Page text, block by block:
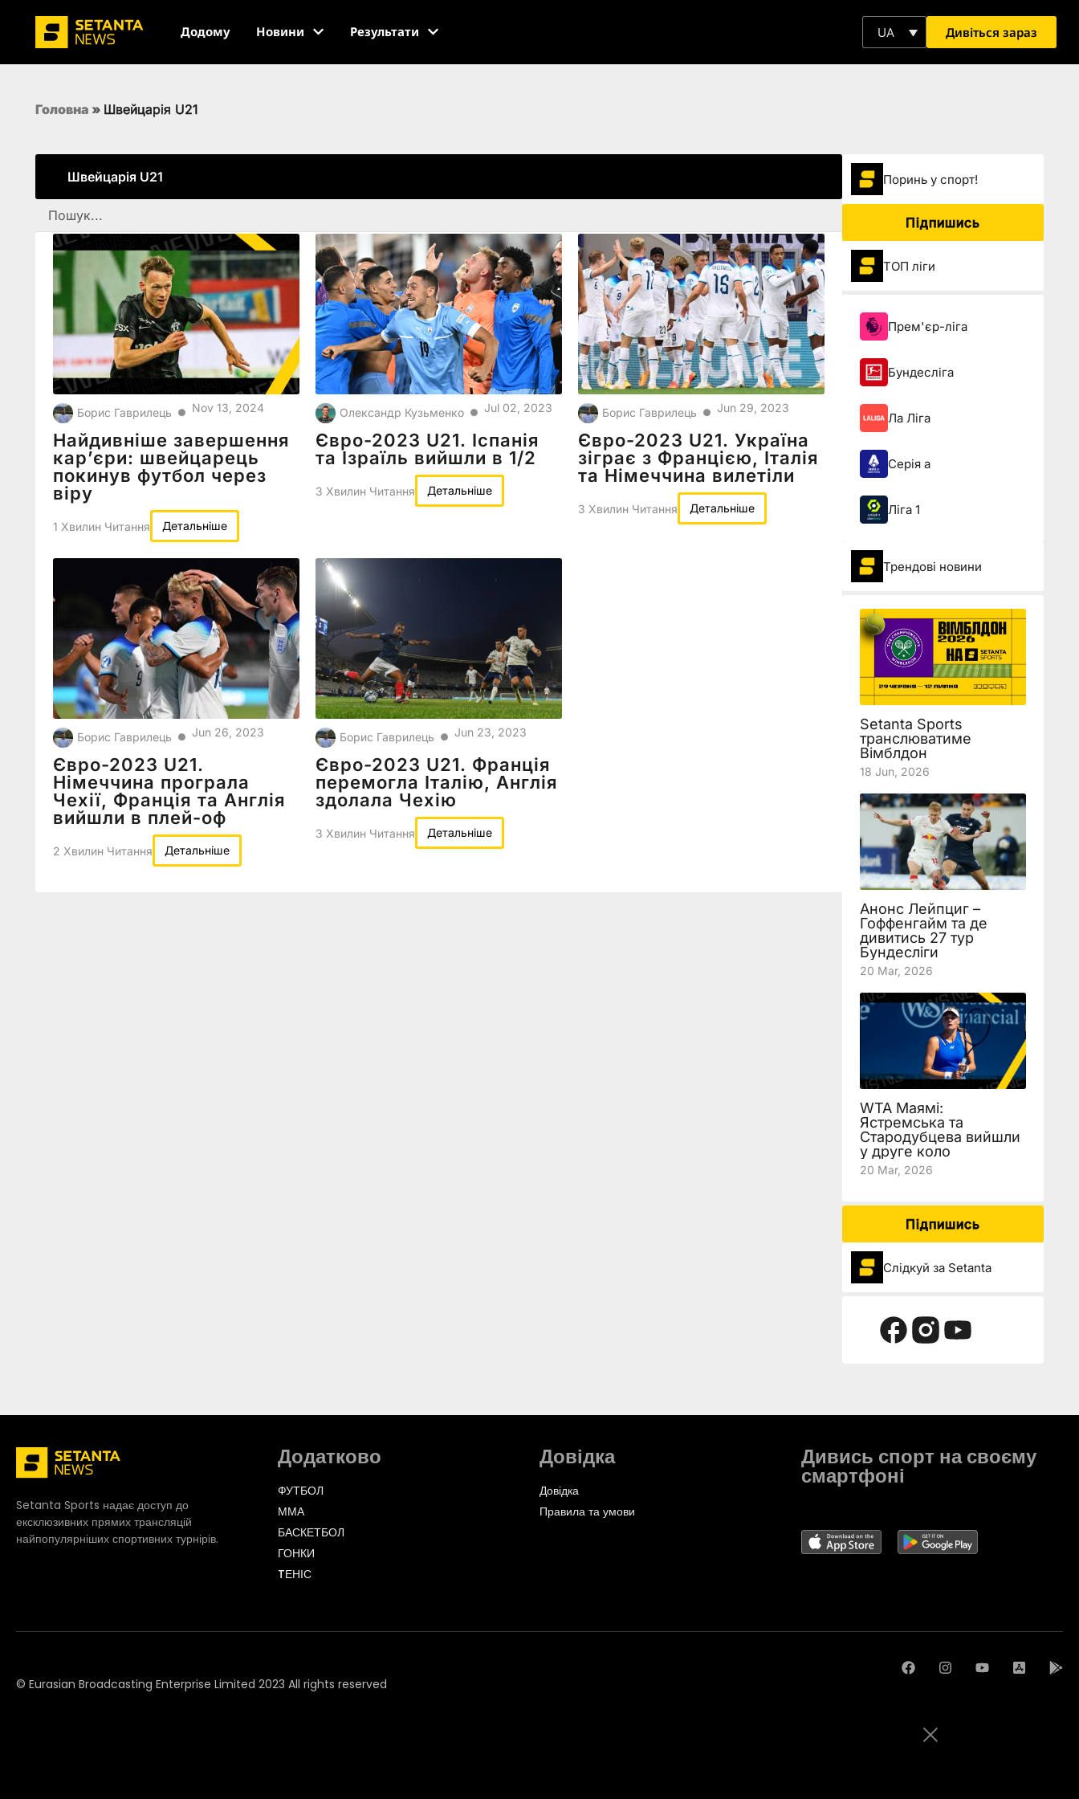
Додому Новини Результати UA Дивіться зараз
Головна » Швейцарія U21
Швейцарія U21
Борис Гаврилець ● Nov 13, 2024
Найдивніше завершення
кар’єри: швейцарець
покинув футбол через
віру
1 Хвилин Читання Детальніше
Олександр Кузьменко ● Jul 02, 2023
Євро-2023 U21. Іспанія
та Ізраїль вийшли в 1/2
3 Хвилин Читання Детальніше
Борис Гаврилець ● Jun 29, 2023
Євро-2023 U21. Україна
зіграє з Францією, Італія
та Німеччина вилетіли
3 Хвилин Читання Детальніше
Борис Гаврилець ● Jun 26, 2023
Євро-2023 U21.
Німеччина програла
Чехії, Франція та Англія
вийшли в плей-оф
2 Хвилин Читання Детальніше
Борис Гаврилець ● Jun 23, 2023
Євро-2023 U21. Франція
перемогла Італію, Англія
здолала Чехію
3 Хвилин Читання Детальніше
Поринь у спорт!
Підпишись
ТОП ліги
Прем'єр-ліга
Бундесліга
Ла Ліга
Серія а
Ліга 1
Трендові новини
Setanta Sports
транслюватиме
Вімблдон
18 Jun, 2026
Анонс Лейпциг –
Гоффенгайм та де
дивитись 27 тур
Бундесліги
20 Mar, 2026
WTA Маямі:
Ястремська та
Стародубцева вийшли
у друге коло
20 Mar, 2026
Підпишись
Слідкуй за Setanta
Setanta Sports надає доступ до
ексклюзивних прямих трансляцій
найпопулярніших спортивних турнірів.
Додатково
ФУТБОЛ
ММА
БАСКЕТБОЛ
ГОНКИ
TЕНІС
Довідка
Довідка
Правила та умови
Дивись спорт на своєму
смартфоні
© Eurasian Broadcasting Enterprise Limited 2023 All rights reserved